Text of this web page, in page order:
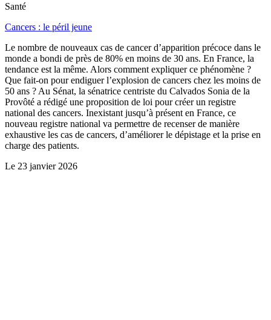
Santé
Cancers : le péril jeune
Le nombre de nouveaux cas de cancer d’apparition précoce dans le
monde a bondi de près de 80% en moins de 30 ans. En France, la
tendance est la même. Alors comment expliquer ce phénomène ?
Que fait-on pour endiguer l’explosion de cancers chez les moins de
50 ans ? Au Sénat, la sénatrice centriste du Calvados Sonia de la
Provôté a rédigé une proposition de loi pour créer un registre
national des cancers. Inexistant jusqu’à présent en France, ce
nouveau registre national va permettre de recenser de manière
exhaustive les cas de cancers, d’améliorer le dépistage et la prise en
charge des patients.
Le 23 janvier 2026